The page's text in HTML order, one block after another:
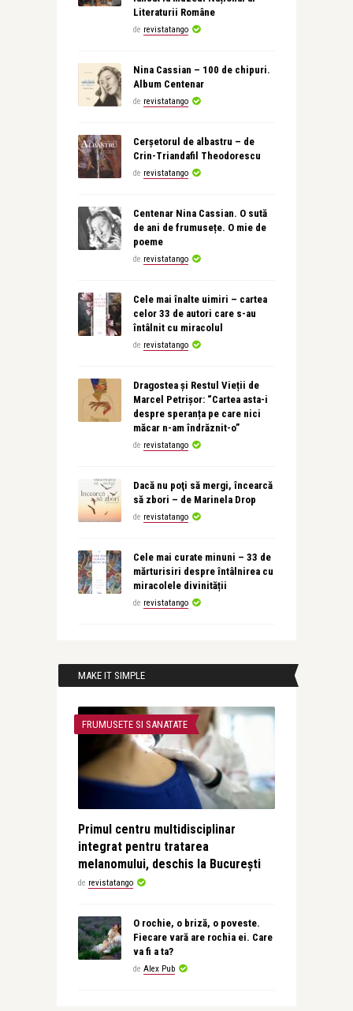
Literaturii Române
de revistatango
Nina Cassian – 100 de chipuri.
Album Centenar
de revistatango
Cerșetorul de albastru – de
Crin-Triandafil Theodorescu
de revistatango
Centenar Nina Cassian. O sută
de ani de frumusețe. O mie de
poeme
de revistatango
Cele mai înalte uimiri – cartea
celor 33 de autori care s-au
întâlnit cu miracolul
de revistatango
Dragostea și Restul Vieții de
Marcel Petrișor: “Cartea asta-i
despre speranța pe care nici
măcar n-am îndrăznit-o”
de revistatango
Dacă nu poţi să mergi, încearcă
să zbori – de Marinela Drop
de revistatango
Cele mai curate minuni – 33 de
mărturisiri despre întâlnirea cu
miracolele divinității
de revistatango
MAKE IT SIMPLE
FRUMUSETE SI SANATATE
Primul centru multidisciplinar
integrat pentru tratarea
melanomului, deschis la București
de revistatango
O rochie, o briză, o poveste.
Fiecare vară are rochia ei. Care
va fi a ta?
de Alex Pub